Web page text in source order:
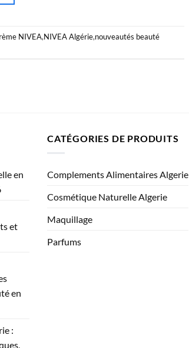
NIVEA,NIVEA Algérie,nouveautés beauté
en
et
en
:
CATÉGORIES DE PRODUITS
Complements Alimentaires Algerie
Cosmétique Naturelle Algerie
Maquillage
Parfums